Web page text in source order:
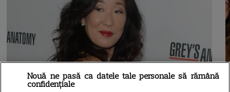
Nouă ne pasă ca datele tale personale să rămână
confidențiale